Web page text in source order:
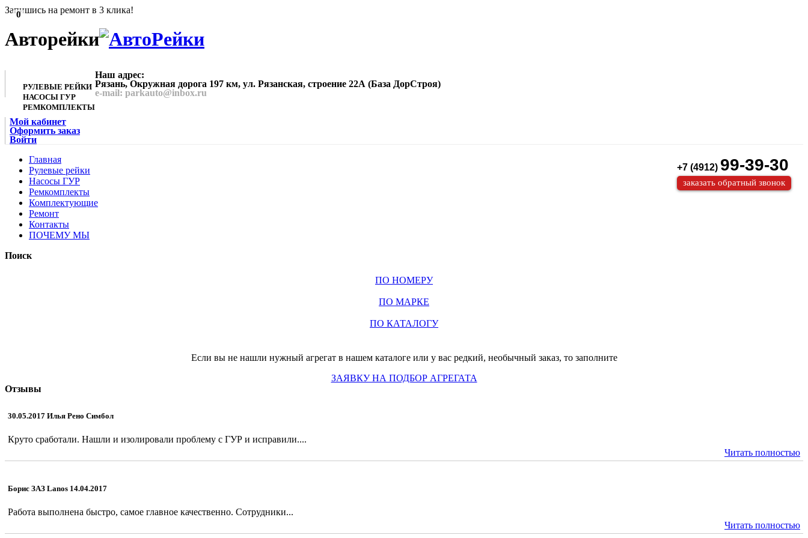
Запишись на ремонт в 3 клика!
Авторейки
РУЛЕВЫЕ РЕЙКИ
НАСОСЫ ГУР
РЕМКОМПЛЕКТЫ
Наш адрес:
Рязань, Окружная дорога 197 км, ул. Рязанская, строение 22А (База ДорСтроя)
e-mail: parkauto@inbox.ru
Мой кабинет
Оформить заказ
Войти
0
+7 (4912) 99-39-30
заказать обратный звонок
Главная
Рулевые рейки
Насосы ГУР
Ремкомплекты
Комплектующие
Ремонт
Контакты
ПОЧЕМУ МЫ
Поиск
ПО НОМЕРУ
ПО МАРКЕ
ПО КАТАЛОГУ
Если вы не нашли нужный агрегат в нашем каталоге или у вас редкий, необычный заказ, то заполните
ЗАЯВКУ НА ПОДБОР АГРЕГАТА
Отзывы
30.05.2017 Илья Рено Симбол
Круто сработали. Нашли и изолировали проблему с ГУР и исправили....
Читать полностью
Борис ЗАЗ Lanos 14.04.2017
Работа выполнена быстро, самое главное качественно. Сотрудники...
Читать полностью